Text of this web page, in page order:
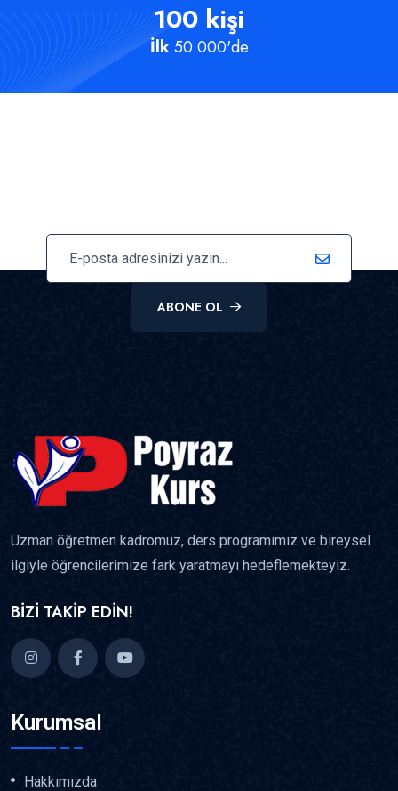
100 kişi
İlk50.000'de
ABONE OL
Uzman öğretmen kadromuz, ders programımız ve bireysel
ilgiyle öğrencilerimize fark yaratmayı hedeflemekteyiz.
BİZİ TAKİP EDİN!
Kurumsal
Hakkımızda